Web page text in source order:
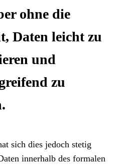
ohne die
Daten leicht zu
und
zu
sich dies jedoch stetig
innerhalb des formalen